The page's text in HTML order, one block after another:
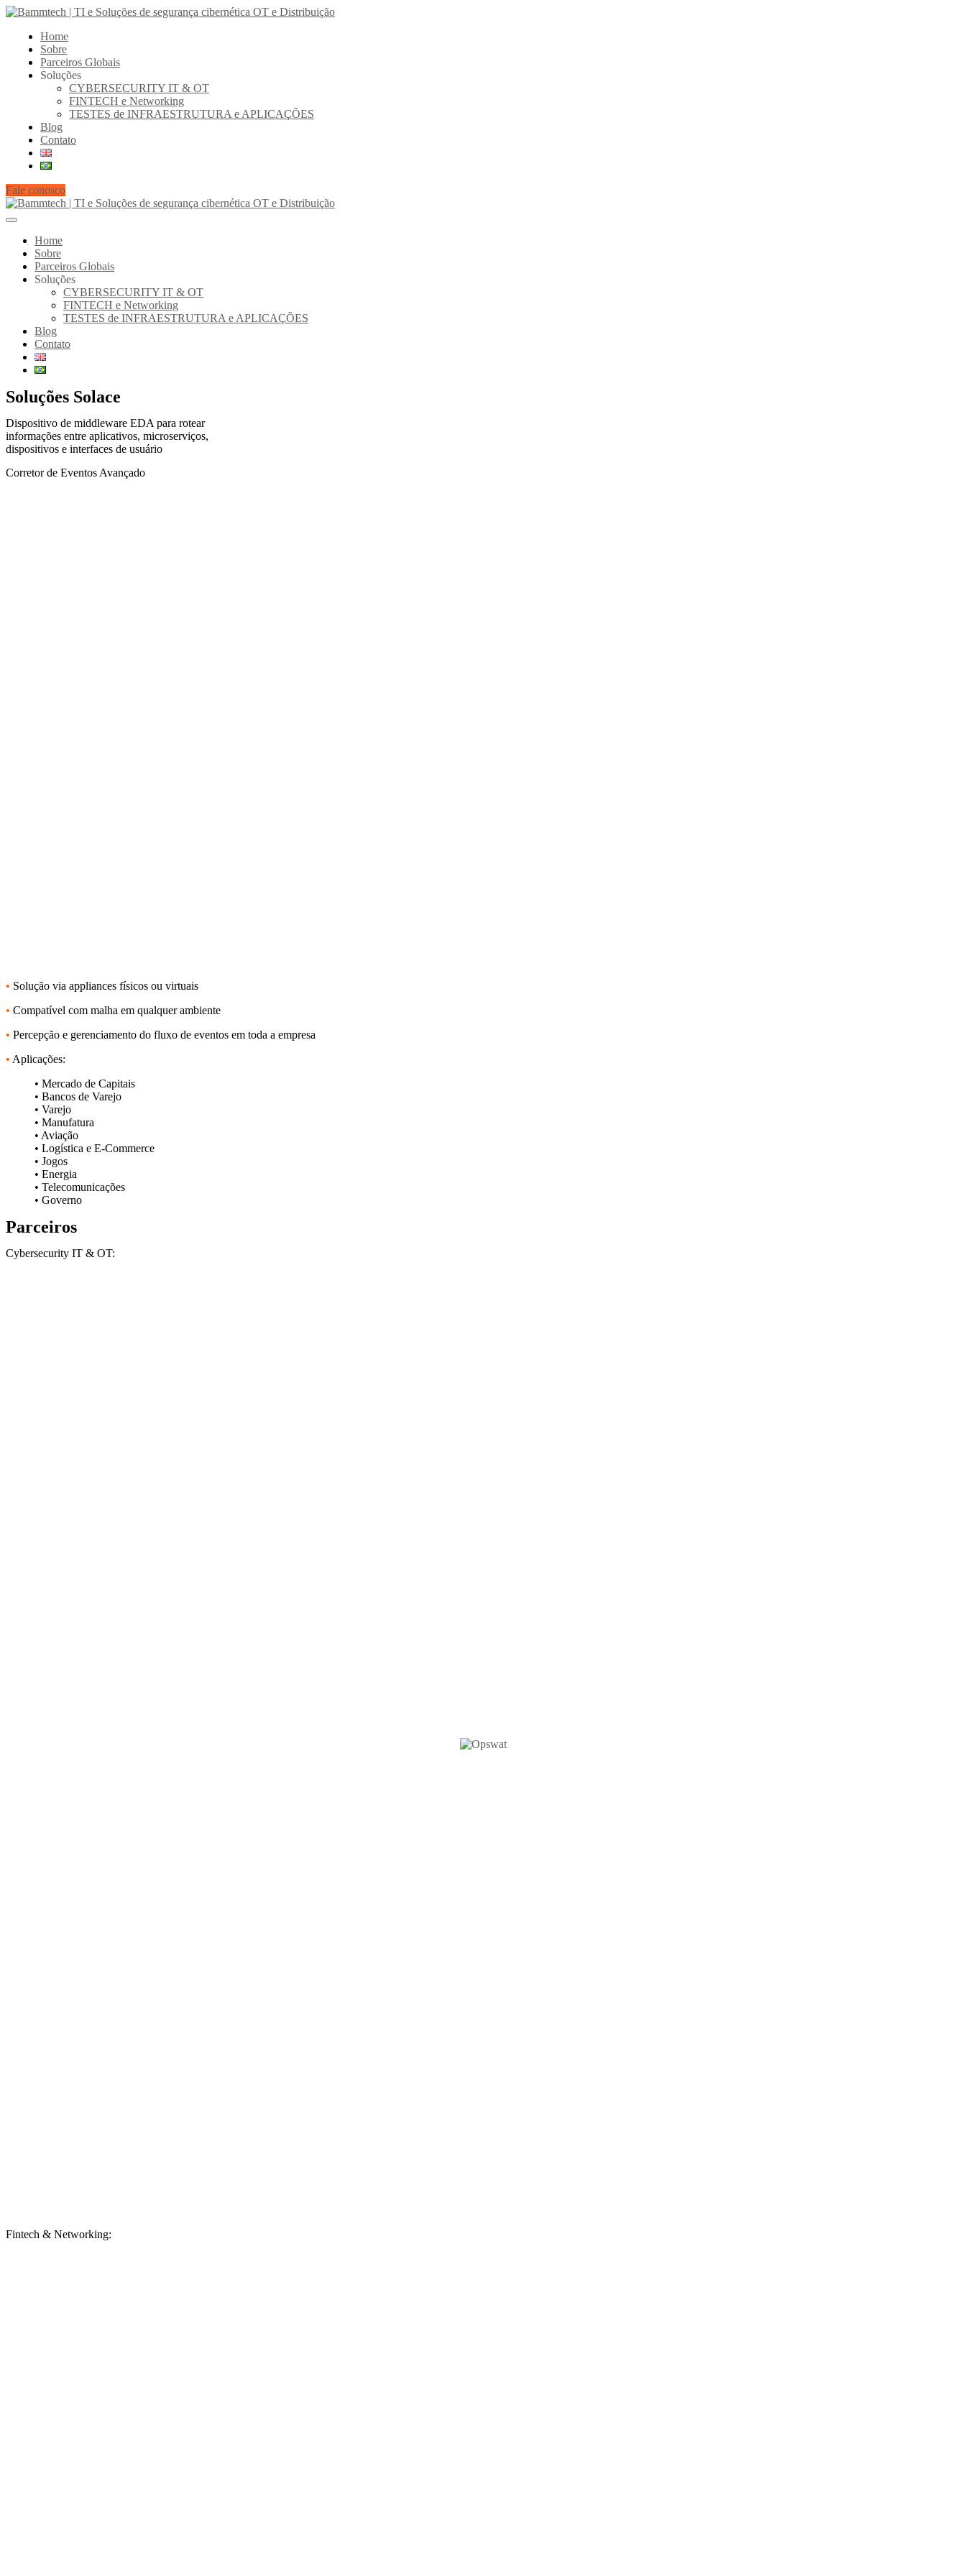
Home
Sobre
Parceiros Globais
Soluções
CYBERSECURITY IT & OT
FINTECH e Networking
TESTES de INFRAESTRUTURA e APLICAÇÕES
Blog
Contato
Fale conosco
Home
Sobre
Parceiros Globais
Soluções
CYBERSECURITY IT & OT
FINTECH e Networking
TESTES de INFRAESTRUTURA e APLICAÇÕES
Blog
Contato
Soluções Solace
Dispositivo de middleware EDA para rotear
informações entre aplicativos, microserviços,
dispositivos e interfaces de usuário
Corretor de Eventos Avançado
• Solução via appliances físicos ou virtuais
• Compatível com malha em qualquer ambiente
• Percepção e gerenciamento do fluxo de eventos em toda a empresa
• Aplicações:
• Mercado de Capitais
• Bancos de Varejo
• Varejo
• Manufatura
• Aviação
• Logística e E-Commerce
• Jogos
• Energia
• Telecomunicações
• Governo
Parceiros
Cybersecurity IT & OT:
Fintech & Networking: